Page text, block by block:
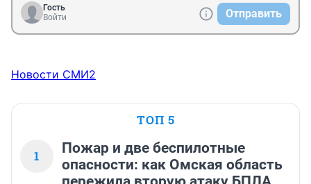
Гость
Войти
Отправить
Новости СМИ2
ТОП 5
1
Пожар и две беспилотные
опасности: как Омская область